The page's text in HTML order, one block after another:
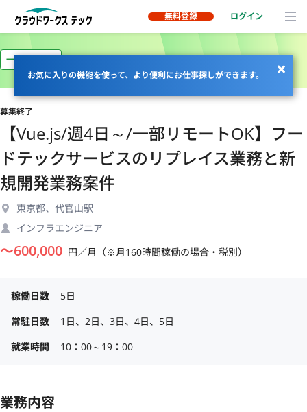
無料登録 ログイン
お気に入りの機能を使って、より便利にお仕事探しができます。
一部リモート
募集終了
【Vue.js/週4日～/一部リモートOK】フー
ドテックサービスのリプレイス業務と新
規開発業務案件
東京都、代官山駅
インフラエンジニア
〜600,000 円／月（※月160時間稼働の場合・税別）
稼働日数
5日
常駐日数
1日、2日、3日、4日、5日
就業時間
10：00～19：00
業務内容